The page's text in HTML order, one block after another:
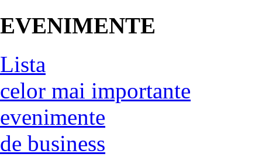
EVENIMENTE
Lista
celor mai importante
evenimente
de business